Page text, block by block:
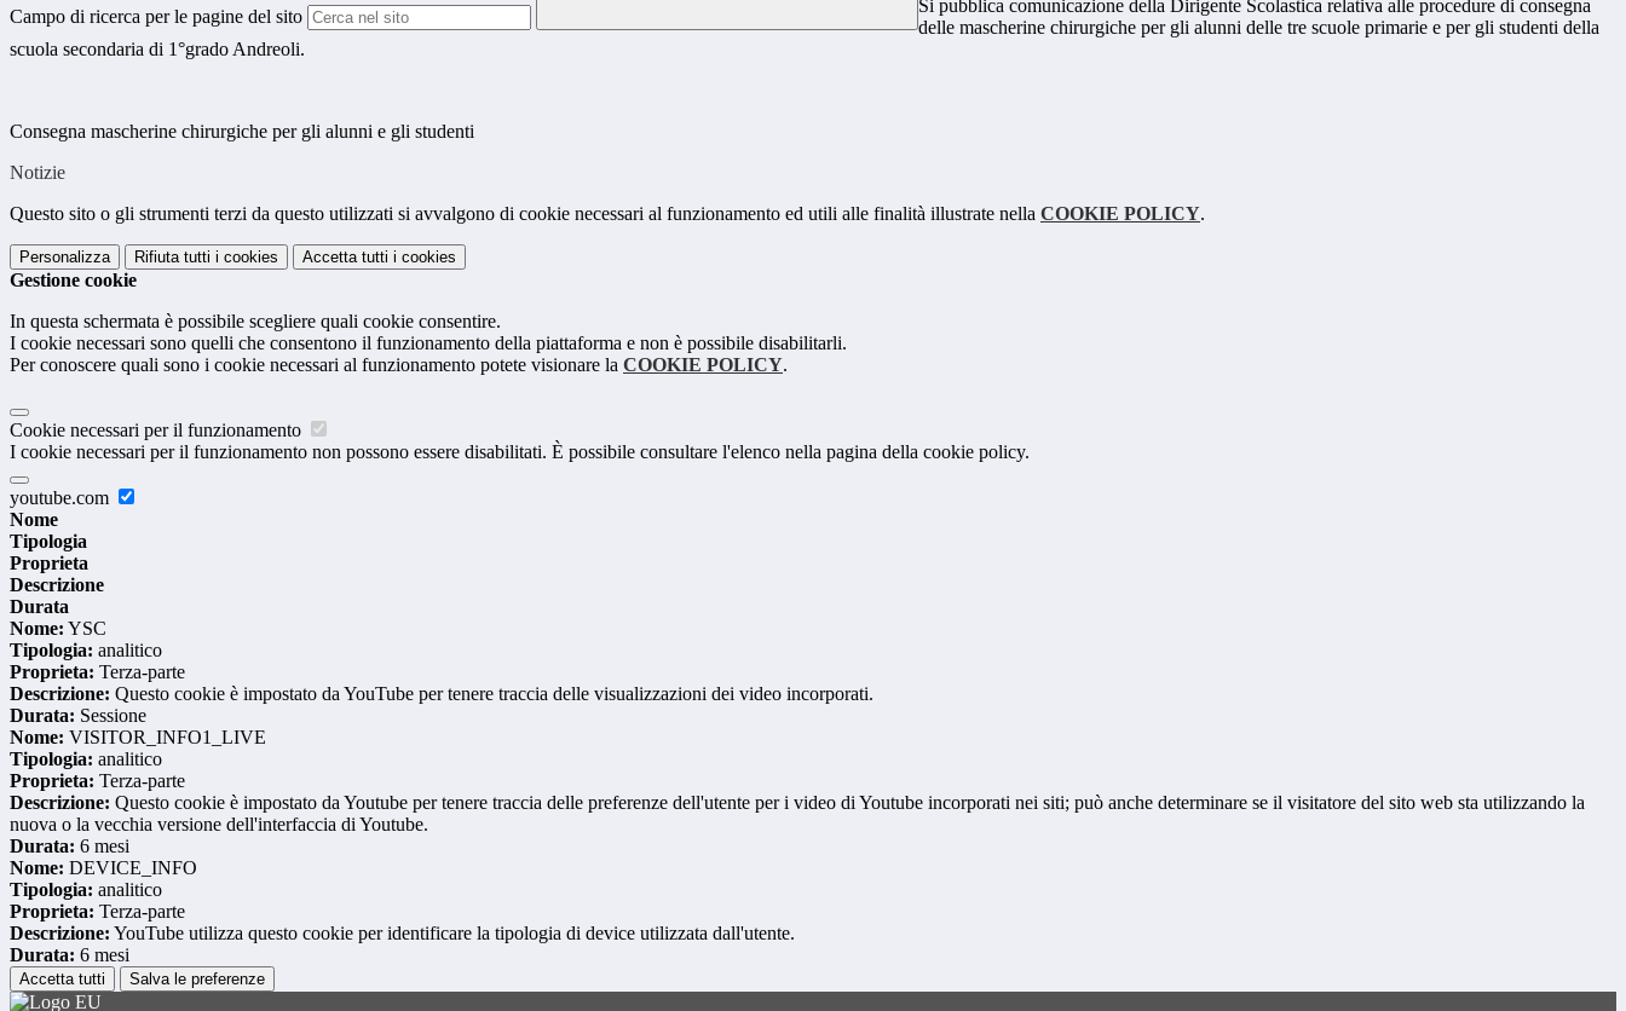
Campo di ricerca per le pagine del sito
Si pubblica comunicazione della Dirigente Scolastica relativa alle procedure di consegna
delle mascherine chirurgiche per gli alunni delle tre scuole primarie e per gli studenti della
scuola secondaria di 1°grado Andreoli.
Consegna mascherine chirurgiche per gli alunni e gli studenti
Notizie
Questo sito o gli strumenti terzi da questo utilizzati si avvalgono di cookie necessari al funzionamento ed utili alle finalità illustrate nella COOKIE POLICY.
Personalizza Rifiuta tutti i cookies Accetta tutti i cookies
Gestione cookie
In questa schermata è possibile scegliere quali cookie consentire.
I cookie necessari sono quelli che consentono il funzionamento della piattaforma e non è possibile disabilitarli.
Per conoscere quali sono i cookie necessari al funzionamento potete visionare la COOKIE POLICY.
Cookie necessari per il funzionamento
I cookie necessari per il funzionamento non possono essere disabilitati. È possibile consultare l'elenco nella pagina della cookie policy.
youtube.com
Nome
Tipologia
Proprieta
Descrizione
Durata
Nome: YSC
Tipologia: analitico
Proprieta: Terza-parte
Descrizione: Questo cookie è impostato da YouTube per tenere traccia delle visualizzazioni dei video incorporati.
Durata: Sessione
Nome: VISITOR_INFO1_LIVE
Tipologia: analitico
Proprieta: Terza-parte
Descrizione: Questo cookie è impostato da Youtube per tenere traccia delle preferenze dell'utente per i video di Youtube incorporati nei siti; può anche determinare se il visitatore del sito web sta utilizzando la
nuova o la vecchia versione dell'interfaccia di Youtube.
Durata: 6 mesi
Nome: DEVICE_INFO
Tipologia: analitico
Proprieta: Terza-parte
Descrizione: YouTube utilizza questo cookie per identificare la tipologia di device utilizzata dall'utente.
Durata: 6 mesi
Accetta tutti Salva le preferenze